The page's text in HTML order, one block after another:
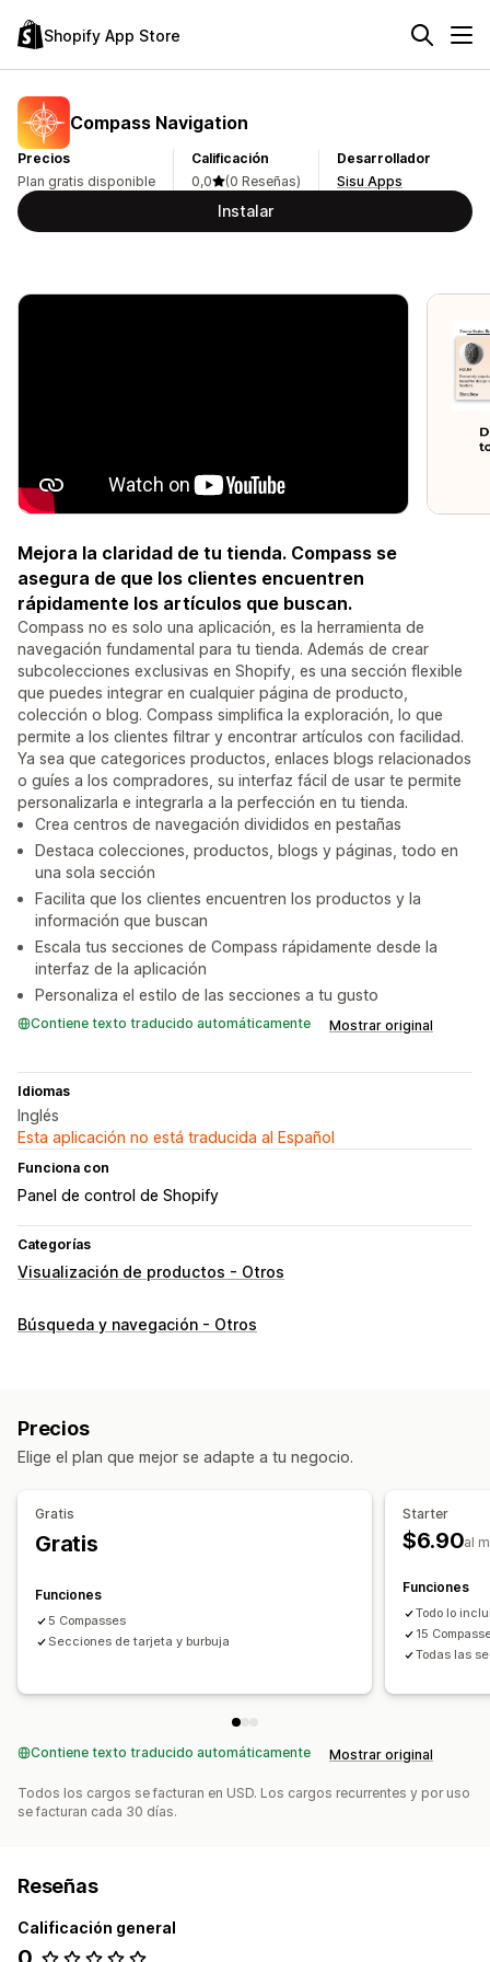
Shopify App Store
Compass Navigation
Precios
Plan gratis disponible
Calificación
0,0
(0 Reseñas)
Desarrollador
Sisu Apps
Instalar
Mejora la claridad de tu tienda. Compass se
asegura de que los clientes encuentren
rápidamente los artículos que buscan.
Compass no es solo una aplicación, es la herramienta de
navegación fundamental para tu tienda. Además de crear
subcolecciones exclusivas en Shopify, es una sección flexible
que puedes integrar en cualquier página de producto,
colección o blog. Compass simplifica la exploración, lo que
permite a los clientes filtrar y encontrar artículos con facilidad.
Ya sea que categorices productos, enlaces blogs relacionados
o guíes a los compradores, su interfaz fácil de usar te permite
personalizarla e integrarla a la perfección en tu tienda.
Crea centros de navegación divididos en pestañas
Destaca colecciones, productos, blogs y páginas, todo en
una sola sección
Facilita que los clientes encuentren los productos y la
información que buscan
Escala tus secciones de Compass rápidamente desde la
interfaz de la aplicación
Personaliza el estilo de las secciones a tu gusto
Contiene texto traducido automáticamente Mostrar original
Idiomas
Inglés
Esta aplicación no está traducida al Español
Funciona con
Panel de control de Shopify
Categorías
Visualización de productos - Otros
Búsqueda y navegación - Otros
Precios
Elige el plan que mejor se adapte a tu negocio.
Gratis
Gratis
Funciones
5 Compasses
Secciones de tarjeta y burbuja
Starter
$6.90al
Funciones
Todo lo
15
Todas las
Contiene texto traducido automáticamente Mostrar original
Todos los cargos se facturan en USD. Los cargos recurrentes y por uso
se facturan cada 30 días.
Reseñas
Calificación general